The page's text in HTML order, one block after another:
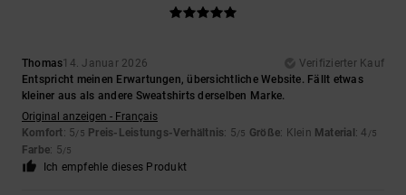
Thomas14. Januar 2026
Verifizierter Kauf
Entspricht meinen Erwartungen, übersichtliche Website. Fällt etwas
kleiner aus als andere Sweatshirts derselben Marke.
Original anzeigen - Français
Komfort: 5/5 Preis-Leistungs-Verhältnis: 5/5 Größe: Klein Material : 4 /5
Farbe: 5/5
Ich empfehle dieses Produkt